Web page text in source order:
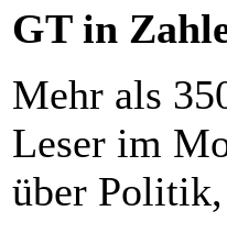
GT in
Mehr als
Leser im
über